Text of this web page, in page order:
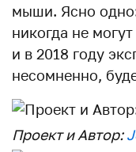
мыши. Ясно
никогда не
и в 2018 году
несомненно,
Проект и Автор: